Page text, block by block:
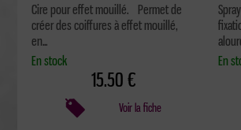
Cire pour effet mouillé. Permet de
créer des coiffures à effet mouillé,
en...
En stock
15.50 €
Voir la fiche
En